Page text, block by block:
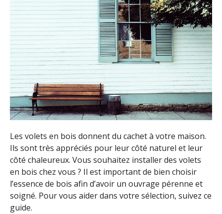
Les volets en bois donnent du cachet à votre maison.
Ils sont très appréciés pour leur côté naturel et leur
côté chaleureux. Vous souhaitez installer des volets
en bois chez vous ? Il est important de bien choisir
l’essence de bois afin d’avoir un ouvrage pérenne et
soigné. Pour vous aider dans votre sélection, suivez ce
guide.